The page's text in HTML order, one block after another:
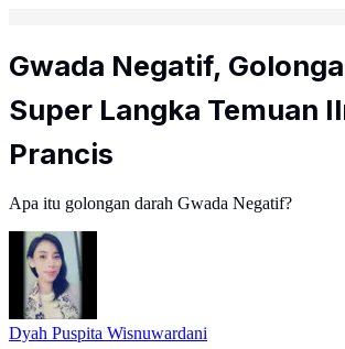
Gwada Negatif,
Super Langka Temuan
Prancis
Apa itu golongan darah Gwada Negatif?
Dyah Puspita Wisnuwardani